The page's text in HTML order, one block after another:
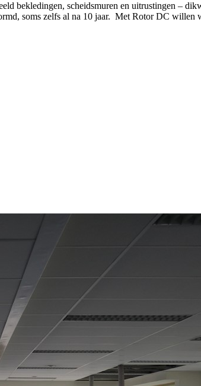
bekledingen, scheidsmuren en uitrustingen –
soms zelfs al na 10 jaar. Met Rotor DC willen